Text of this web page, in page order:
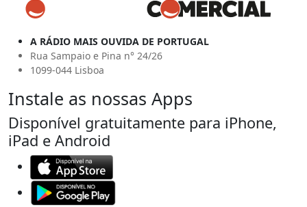
A RÁDIO MAIS OUVIDA DE PORTUGAL
Rua Sampaio e Pina n° 24/26
1099-044 Lisboa
Instale as nossas Apps
Disponível gratuitamente para iPhone,
iPad e Android